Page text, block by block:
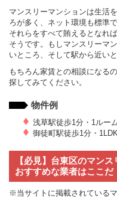
マンスリーマンションは生活
ろが多く、ネット環境も標準
それらをすべて賄えるとなれ
そうです。もしマンスリーマ
いところ、そして駅から近い
もちろん家賃との相談になる
探してみてください。
物件例
浅草駅徒歩1分・1ルー
御徒町駅徒歩1分・1LDK
【必見】台東区のマン
おすすめな業者はここだ
※当サイトに掲載されている